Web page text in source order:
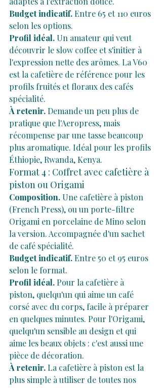
Budget indicatif. Entre 65 et 110 euros
selon les options.
Profil idéal. Un amateur qui veut
découvrir le slow coffee et s'initier à
l'expression nette des arômes. La V60
est la cafetière de référence pour les
profils fruités et floraux des cafés
spécialité.
À retenir. Demande un peu plus de
pratique que l'Aeropress, mais
récompense par une tasse beaucoup
plus aromatique. Idéal pour les profils
Éthiopie, Rwanda, Kenya.
Format 4 : Coffret avec cafetière à
piston ou Origami
Composition. Une cafetière à piston
(French Press), ou un porte-filtre
Origami en porcelaine de Mino selon
la version. Accompagnée d'un sachet
de café spécialité.
Budget indicatif. Entre 50 et 95 euros
selon le format.
Profil idéal. Pour la cafetière à
piston, quelqu'un qui aime un café
corsé avec du corps, facile à préparer
en quelques minutes. Pour l'Origami,
quelqu'un sensible au design et qui
aime les beaux objets : c'est aussi une
pièce de décoration.
À retenir. La cafetière à piston est la
plus simple à utiliser de toutes nos